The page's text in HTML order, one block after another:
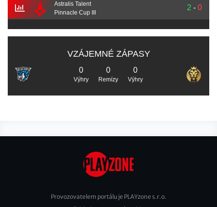
Astralis Talent
Pinnacle Cup III
2 - 0
VZÁJEMNÉ ZÁPASY
0
Výhry
0
Remízy
0
Výhry
Provozovatelem portálu je PLAYzone s.r.o.